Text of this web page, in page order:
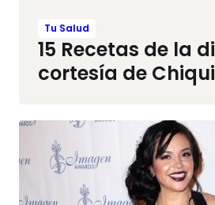
Tu Salud
15 Recetas de la
cortesía de